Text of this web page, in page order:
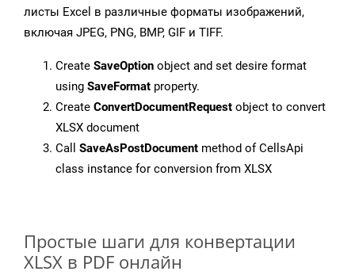
листы Excel в различные форматы изображений,
включая JPEG, PNG, BMP, GIF и TIFF.
Create SaveOption object and set desire format
using SaveFormat property.
Create ConvertDocumentRequest object to convert
XLSX document
Call SaveAsPostDocument method of CellsApi
class instance for conversion from XLSX
Простые шаги для конвертации
XLSX в PDF онлайн